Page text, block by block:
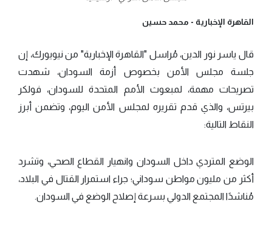
القاهرة الإخبارية - محمد حسين
قال ياسر نور الدين، مُراسل "القاهرة الإخبارية" من نيويورك، إن
جلسة مجلس الأمن بخصوص أزمة السودان، شهدت
تصريحات مهمة، لمبعوث الأمم المتحدة للسودان، فولكر
بيرتس، والذي قدم تقريره لمجلس الأمن اليوم، وتضمن أبرز
النقاط التالية:
الوضع المتردي داخل السودان وانهيار القطاع الصحي، وتشرد
أكثر من مليون مواطن سوداني؛ جراء استمرار القتال في البلاد،
مُناشدًا المجتمع الدولي بسرعة إصلاح الوضع في السودان.